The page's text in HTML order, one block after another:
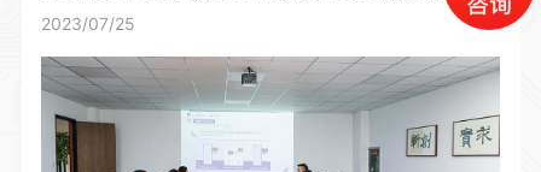
颁证书，这是对我们技术实力和创新能力的高度认可，也是对
2023/07/25